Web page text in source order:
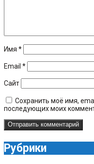
Имя *
Email *
Сайт
Сохранить моё имя,
последующих моих
Рубрики